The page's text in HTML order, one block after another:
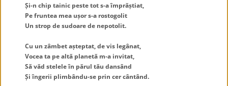
Și-n chip tainic peste tot s-a împrăștiat,
Pe fruntea mea ușor s-a rostogolit
Un strop de sudoare de nepotolit.
Cu un zâmbet așteptat, de vis legânat,
Vocea ta pe altă planetă m-a invitat,
Să văd stelele în părul tău dansând
Și îngerii plimbându-se prin cer cântând.